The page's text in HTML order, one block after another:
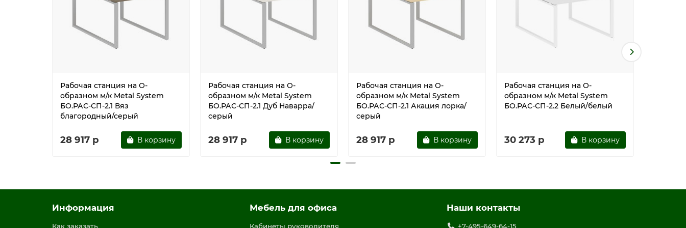
Рабочая станция на О-
образном м/к Metal System
БО.РАС-СП-2.1 Вяз
благородный/серый
28 917 р В корзину
Рабочая станция на О-
образном м/к Metal System
БО.РАС-СП-2.1 Дуб Наварра/
серый
28 917 р В корзину
Рабочая станция на О-
образном м/к Metal System
БО.РАС-СП-2.1 Акация лорка/
серый
28 917 р В корзину
Рабочая станция на О-
образном м/к Metal System
БО.РАС-СП-2.2 Белый/белый
30 273 р В корзину
Информация
Как заказать
Мебель для офиса
Кабинеты руководителя
Наши контакты
+7-495-649-64-15